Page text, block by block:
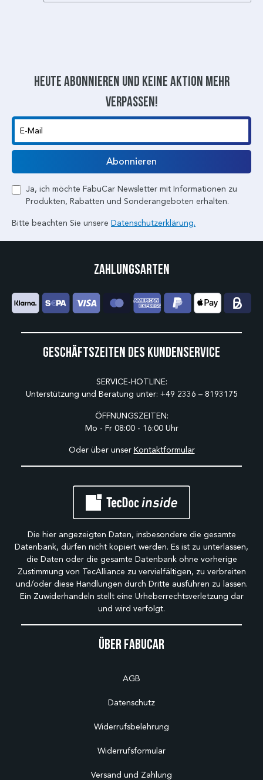
Heute abonnieren und keine aktion mehr
verpassen!
E-Mail
Abonnieren
Ja, ich möchte FabuCar Newsletter mit Informationen zu
Produkten, Rabatten und Sonderangeboten erhalten.
Bitte beachten Sie unsere Datenschutzerklärung.
Über Fabucar
AGB
Datenschutz
Widerrufsbelehrung
Widerrufsformular
Versand und Zahlung
Geschäftszeiten des Kundenservice
SERVICE-HOTLINE:
Unterstützung und Beratung unter: +49 2336 – 8193175
ÖFFNUNGSZEITEN:
Mo - Fr 08:00 - 16:00 Uhr
Oder über unser Kontaktformular
Zahlungsarten
Die hier angezeigten Daten, insbesondere die gesamte
Datenbank, dürfen nicht kopiert werden. Es ist zu unterlassen,
die Daten oder die gesamte Datenbank ohne vorherige
Zustimmung von TecAlliance zu vervielfältigen, zu verbreiten
und/oder diese Handlungen durch Dritte ausführen zu lassen.
Ein Zuwiderhandeln stellt eine Urheberrechtsverletzung dar
und wird verfolgt.